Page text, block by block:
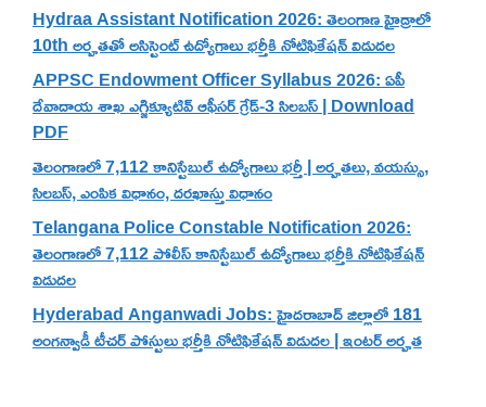
Hydraa Assistant Notification 2026: తెలంగాణ హైడ్రాలో
10th అర్హతతో అసిస్టెంట్ ఉద్యోగాలు భర్తీకి నోటిఫికేషన్ విడుదల
APPSC Endowment Officer Syllabus 2026: ఏపీ
దేవాదాయ శాఖ ఎగ్జిక్యూటివ్ ఆఫీసర్ గ్రేడ్-3 సిలబస్ | Download
PDF
తెలంగాణలో 7,112 కానిస్టేబుల్ ఉద్యోగాలు భర్తీ | అర్హతలు, వయస్సు,
సిలబస్, ఎంపిక విధానం, దరఖాస్తు విధానం
Telangana Police Constable Notification 2026:
తెలంగాణలో 7,112 పోలీస్ కానిస్టేబుల్ ఉద్యోగాలు భర్తీకి నోటిఫికేషన్
విడుదల
Hyderabad Anganwadi Jobs: హైదరాబాద్ జిల్లాలో 181
అంగన్వాడీ టీచర్ పోస్టులు భర్తీకి నోటిఫికేషన్ విడుదల | ఇంటర్ అర్హత